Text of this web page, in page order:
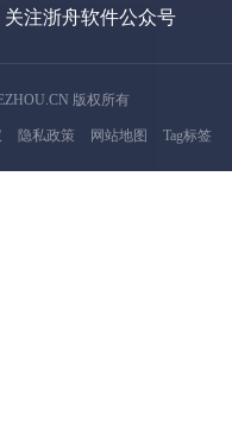
关注浙舟软件公众号
版权所有
隐私政策 网站地图 Tag标签